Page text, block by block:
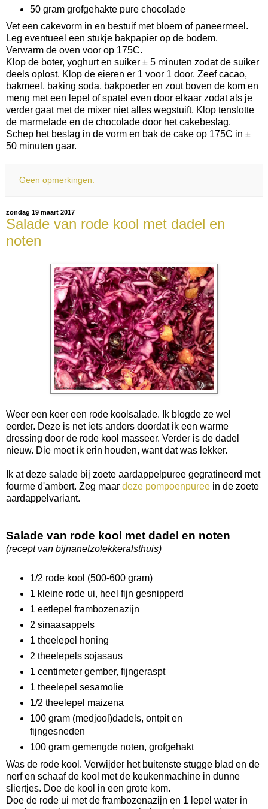
50 gram grofgehakte pure chocolade
Vet een cakevorm in en bestuif met bloem of paneermeel.
Leg eventueel een stukje bakpapier op de bodem.
Verwarm de oven voor op 175C.
Klop de boter, yoghurt en suiker ± 5 minuten zodat de suiker
deels oplost. Klop de eieren er 1 voor 1 door. Zeef cacao,
bakmeel, baking soda, bakpoeder en zout boven de kom en
meng met een lepel of spatel even door elkaar zodat als je
verder gaat met de mixer niet alles wegstuift. Klop tenslotte
de marmelade en de chocolade door het cakebeslag.
Schep het beslag in de vorm en bak de cake op 175C in ±
50 minuten gaar.
Geen opmerkingen:
zondag 19 maart 2017
Salade van rode kool met dadel en
noten
Weer een keer een rode koolsalade. Ik blogde ze wel
eerder. Deze is net iets anders doordat ik een warme
dressing door de rode kool masseer. Verder is de dadel
nieuw. Die moet ik erin houden, want dat was lekker.
Ik at deze salade bij zoete aardappelpuree gegratineerd met
fourme d'ambert. Zeg maar deze pompoenpuree in de zoete
aardappelvariant.
Salade van rode kool met dadel en noten
(recept van bijnanetzolekkeralsthuis)
1/2 rode kool (500-600 gram)
1 kleine rode ui, heel fijn gesnipperd
1 eetlepel frambozenazijn
2 sinaasappels
1 theelepel honing
2 theelepels sojasaus
1 centimeter gember, fijngeraspt
1 theelepel sesamolie
1/2 theelepel maizena
100 gram (medjool)dadels, ontpit en
fijngesneden
100 gram gemengde noten, grofgehakt
Was de rode kool. Verwijder het buitenste stugge blad en de
nerf en schaaf de kool met de keukenmachine in dunne
sliertjes. Doe de kool in een grote kom.
Doe de rode ui met de frambozenazijn en 1 lepel water in